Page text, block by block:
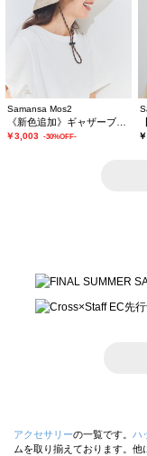
Samansa Mos2
￥3,003 -30%OFF-
アクセサリーの一覧です。 ハ
ムを取り揃えております。他